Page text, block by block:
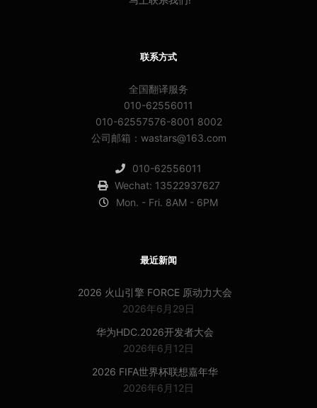
联系方式
全国翻译服务
010-62556011
010-62557576-8001 8002
公司邮箱：wastars@163.com
010-62556011
Wechat: 13522937627
Mon. - Fri. 8AM - 6PM
最近新闻
2026 火山引擎 FORCE 原动力大会
2026年6月29日
华为HDC.2026开发者大会
2026年6月12日
2026 FIFA世界杯联想嘉年华
2026年6月12日